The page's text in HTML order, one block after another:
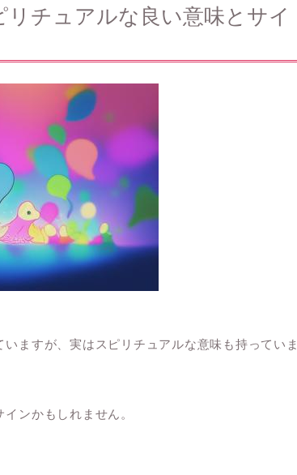
チュアルな良い意味とサイ
ますが、実はスピリチュアルな意味も持っていま
ンかもしれません。